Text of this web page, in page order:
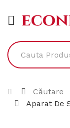
Căutare
Aparat De